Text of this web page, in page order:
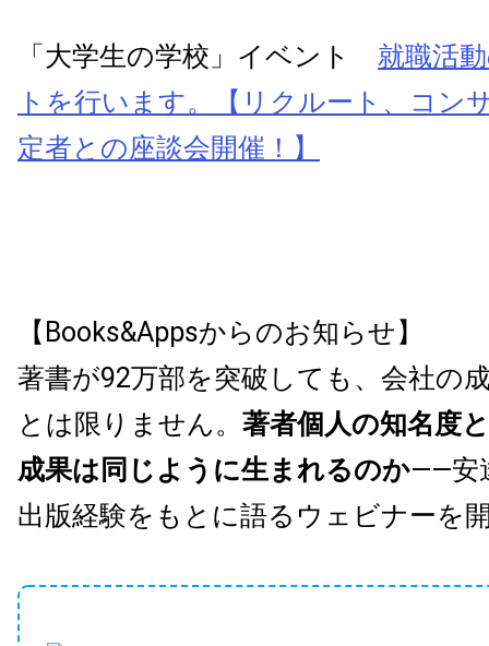
「大学生の学校」イベント 就職活
トを行います。【リクルート、コン
定者との座談会開催！】
【Books&Appsからのお知らせ】
著書が92万部を突破しても、会社の
とは限りません。 著者個人の知名度
成果は同じように生まれるのか——安
出版経験をもとに語るウェビナーを